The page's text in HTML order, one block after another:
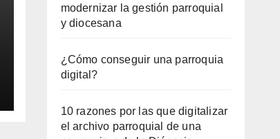
modernizar la gestión parroquial
y diocesana
¿Cómo conseguir una parroquia
digital?
10 razones por las que digitalizar
el archivo parroquial de una